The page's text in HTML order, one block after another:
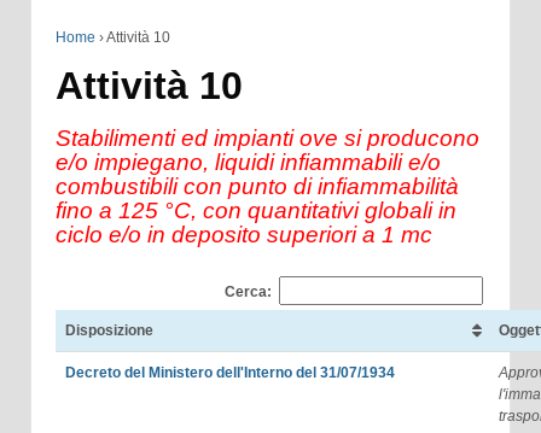
Home ›Attività 10
Attività 10
Stabilimenti ed impianti ove si producono
e/o impiegano, liquidi infiammabili e/o
combustibili con punto di infiammabilità
fino a 125 °C, con quantitativi globali in
ciclo e/o in deposito superiori a 1 mc
Cerca:
Disposizione
Decreto del Ministero dell'Interno del 31/07/1934